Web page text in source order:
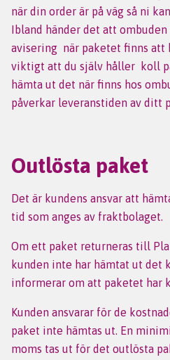
när din order är på väg så ni
Ibland händer det att
avisering när paketet finns att
viktigt att du själv håller koll
hämta ut det när finns hos
påverkar leveranstiden av ditt
Outlösta paket
Det är kundens ansvar att
tid som anges av fraktbolaget.
Om ett paket returneras till
kunden inte har hämtat ut det
informerar om att paketet har
Kunden ansvarar för de
paket inte hämtas ut. En
moms tas ut för det outlösta